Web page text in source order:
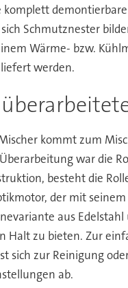
Schmutznester
Wärme- bzw.
werden.
kommt zum
war die
besteht die
der mit
aus
Halt zu bieten. Zur
zur Reinigung
ab.